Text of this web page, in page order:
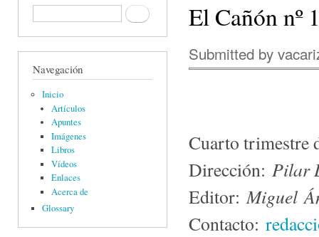
Formulario de búsquedaBuscar
Navegación
Inicio
Artículos
Apuntes
Imágenes
Libros
Vídeos
Enlaces
Acerca de
Glossary
El Cañón nº
Submitted by
Cuarto trimestre
Dirección: Pilar
Editor:Miguel
Contacto: